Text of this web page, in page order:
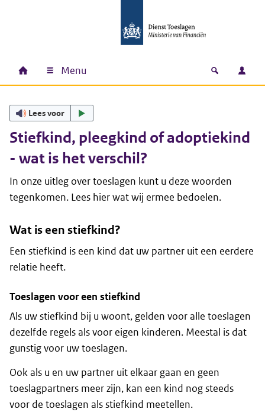
Hoofdnavigatie
Home Menu Open
Lees voor
Stiefkind, pleegkind of adoptiekind
- wat is het verschil?
In onze uitleg over toeslagen kunt u deze woorden
tegenkomen. Lees hier wat wij ermee bedoelen.
Wat is een stiefkind?
Een stiefkind is een kind dat uw partner uit een eerdere
relatie heeft.
Toeslagen voor een stiefkind
Als uw stiefkind bij u woont, gelden voor alle toeslagen
dezelfde regels als voor eigen kinderen. Meestal is dat
gunstig voor uw toeslagen.
Ook als u en uw partner uit elkaar gaan en geen
toeslagpartners meer zijn, kan een kind nog steeds
voor de toeslagen als stiefkind meetellen.